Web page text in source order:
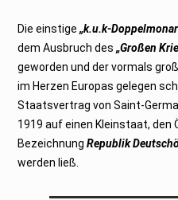
Die einstige„k.u.k-
dem Ausbruch des„Großen
geworden und der vormals
im Herzen Europas gelegen
Staatsvertrag von Saint-
1919 auf einen Kleinstaat, den
BezeichnungRepublik
werden ließ.